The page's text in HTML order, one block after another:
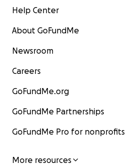
Help Center
About GoFundMe
Newsroom
Careers
GoFundMe.org
GoFundMe Partnerships
GoFundMe Pro for nonprofits
More resources